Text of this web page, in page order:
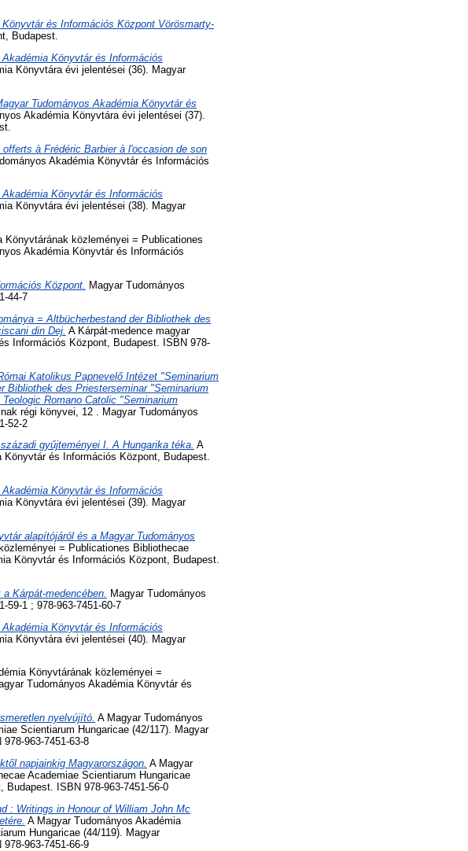
és Információs Központ Vörösmarty-
Budapest.
Könyvtár és Információs
Könyvtára évi jelentései (36). Magyar
Tudományos Akadémia Könyvtár és
Akadémia Könyvtára évi jelentései (37).
à Frédéric Barbier à l'occasion de son
Akadémia Könyvtár és Információs
Könyvtár és Információs
Könyvtára évi jelentései (38). Magyar
Könyvtárának közleményei = Publicationes
Akadémia Könyvtár és Információs
Központ.
Magyar Tudományos
44-7
= Altbücherbestand der Bibliothek des
din Dej. A Kárpát-medence magyar
Információs Központ, Budapest. ISBN 978-
Katolikus Papnevelő Intézet "Seminarium
Bibliothek des Priesterseminar "Seminarium
Romano Catolic "Seminarium
régi könyvei, 12 . Magyar Tudományos
52-2
gyűjteményei I. A Hungarika téka. A
Könyvtár és Információs Központ, Budapest.
Könyvtár és Információs
Könyvtára évi jelentései (39). Magyar
alapítójáról és a Magyar Tudományos
= Publicationes Bibliothecae
Könyvtár és Információs Központ, Budapest.
Kárpát-medencében.
Magyar Tudományos
59-1 ; 978-963-7451-60-7
Könyvtár és Információs
Könyvtára évi jelentései (40). Magyar
Könyvtárának közleményei =
Tudományos Akadémia Könyvtár és
nyelvújító. A Magyar Tudományos
Scientiarum Hungaricae (42/117). Magyar
963-7451-63-8
napjainkig Magyarországon. A Magyar
Academiae Scientiarum Hungaricae
ISBN 978-963-7451-56-0
: Writings in Honour of William John Mc
A Magyar Tudományos Akadémia
Hungaricae (44/119). Magyar
963-7451-66-9